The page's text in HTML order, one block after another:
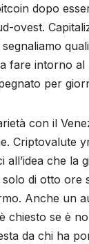
dopo
ovest.
fare intorno al
per
con il
Criptovalute
all’idea che la
di otto ore
Anche un
chiesto se è
da chi ha